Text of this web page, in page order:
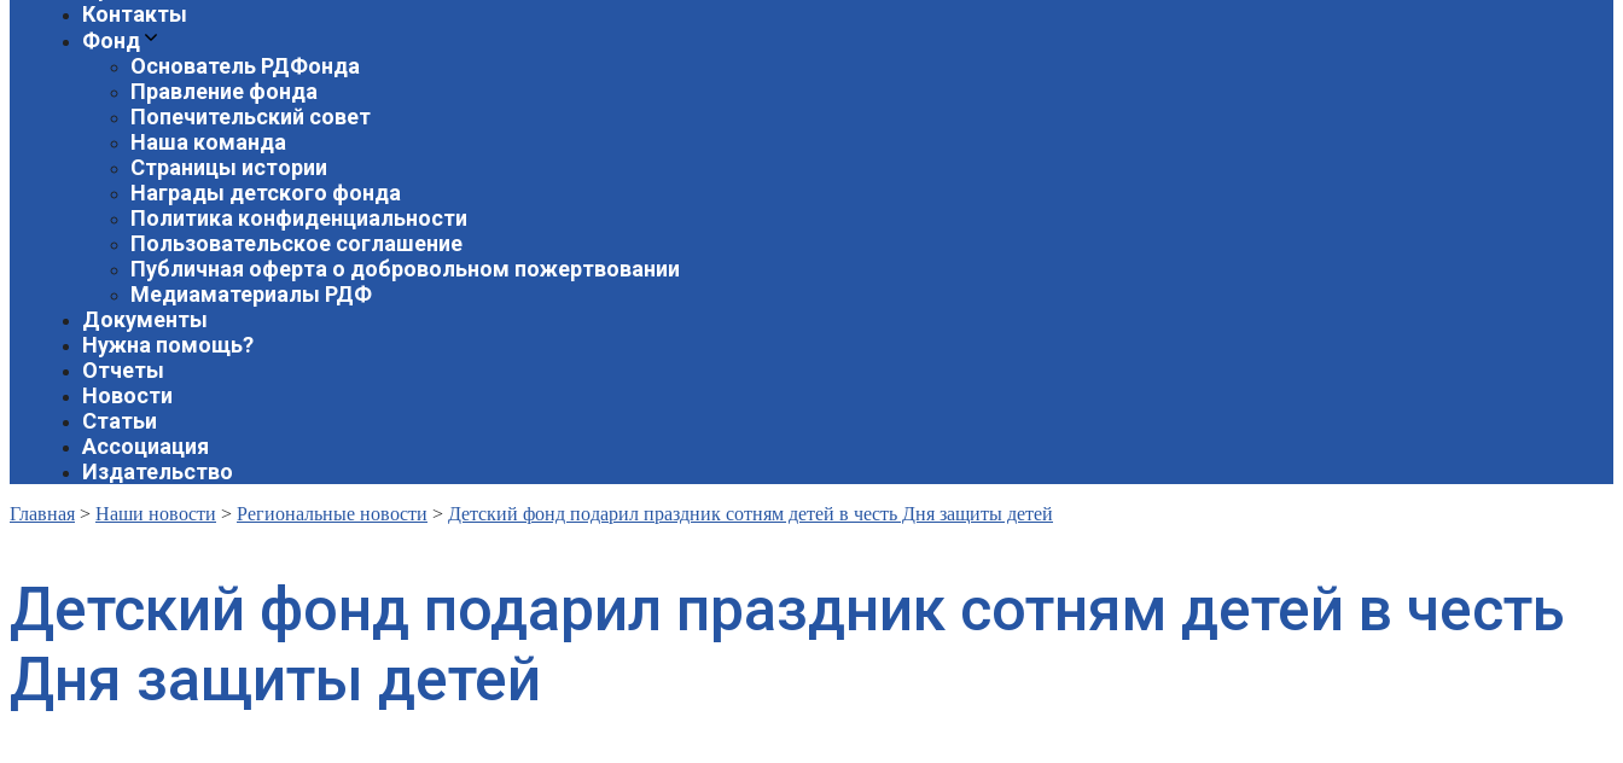
Контакты
Фонд
Основатель РДФонда
Правление фонда
Попечительский совет
Наша команда
Страницы истории
Награды детского фонда
Политика конфиденциальности
Пользовательское соглашение
Публичная оферта о добровольном пожертвовании
Медиаматериалы РДФ
Документы
Нужна помощь?
Отчеты
Новости
Статьи
Ассоциация
Издательство
Главная > Наши новости > Региональные новости > Детский фонд подарил праздник сотням детей в честь Дня защиты детей
Детский фонд подарил праздник сотням детей в честь
Дня защиты детей